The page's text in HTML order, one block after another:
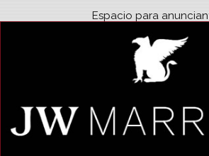
Espacio para